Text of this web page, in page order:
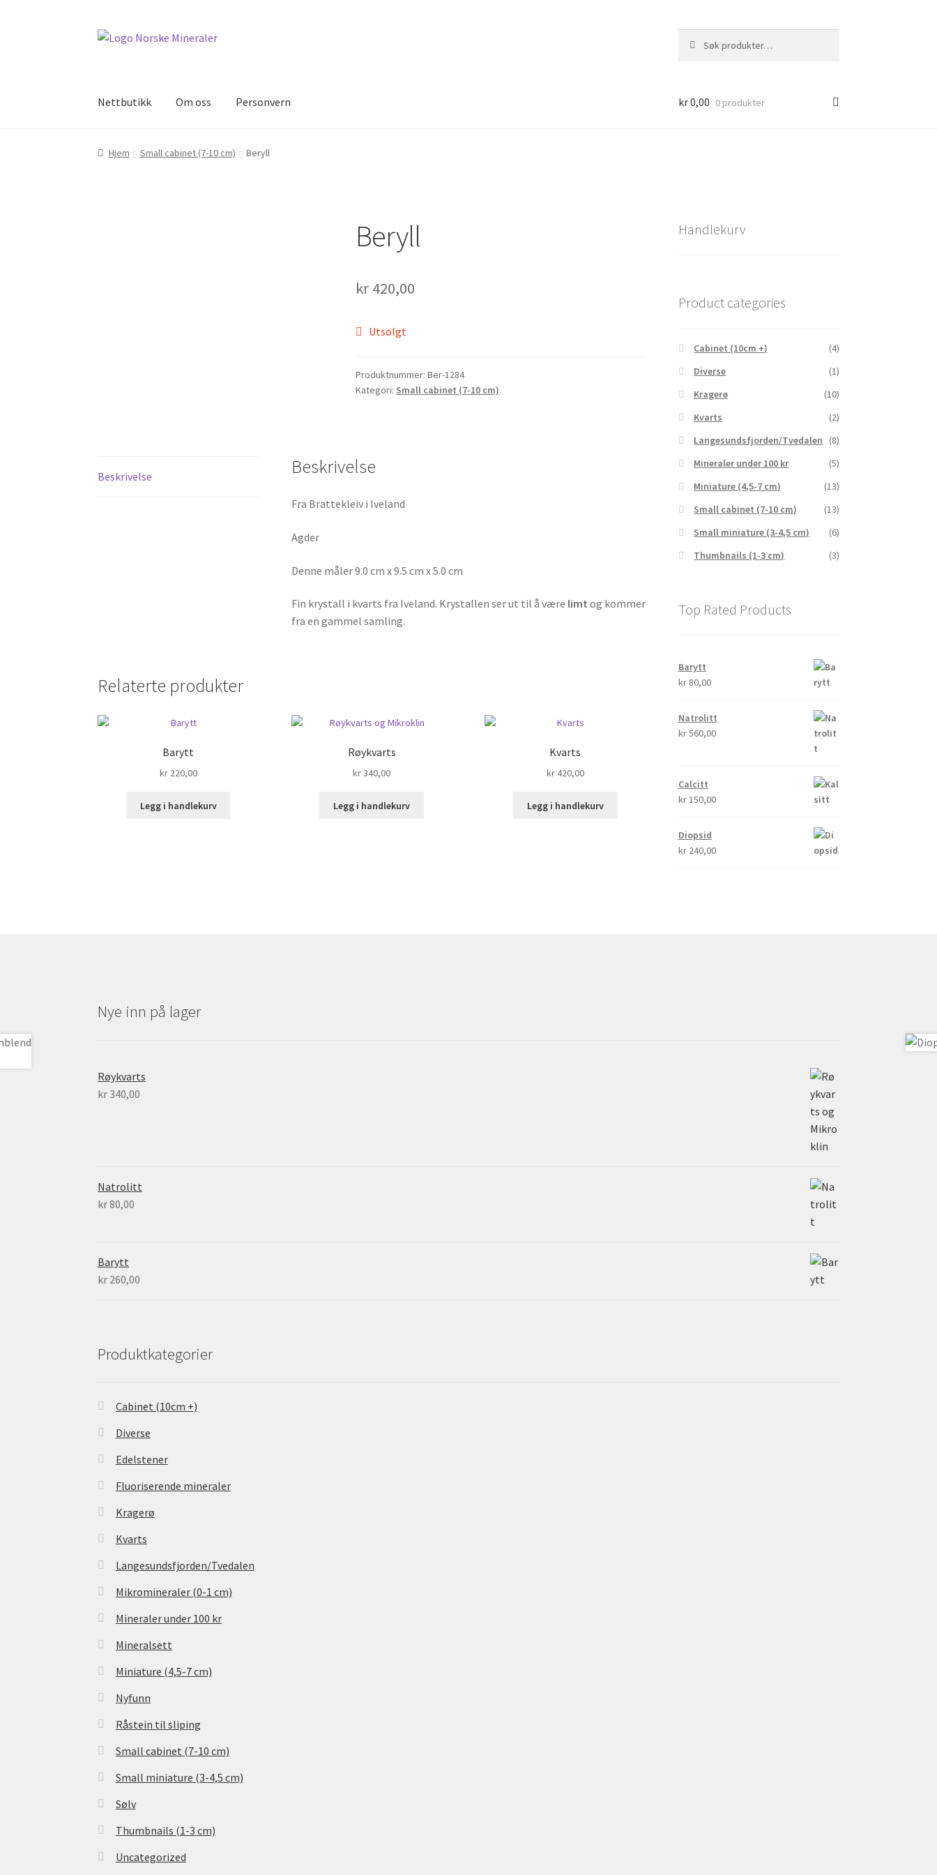
Nettbutikk Om oss Personvern
Hjem Cookies Handlekurv Kontakt oss
kr0,00 0 produkter
Hjem Small cabinet (7-10 cm) Beryll
Beryll
kr 420,00
Utsolgt
Produktnummer:Ber-1284
Kategori: Small cabinet (7-10 cm)
Beskrivelse Beskrivelse
Fra Brattekleiv i Iveland
Agder
Denne måler 9.0 cm x 9.5 cm x 5.0 cm
Fin krystall i kvarts fra Iveland. Krystallen ser ut til å være limt og kommer
fra en gammel samling.
Relaterte produkter
Barytt
kr220,00
Legg i handlekurv
Røykvarts
kr340,00
Legg i handlekurv
Kvarts
kr420,00
Legg i handlekurv
Handlekurv
Product categories
Cabinet (10cm +)
(4)
Diverse
(1)
Kragerø
(10)
Kvarts
(2)
Langesundsfjorden/Tvedalen
(8)
Mineraler under 100 kr
(5)
Miniature (4,5-7 cm)
(13)
Small cabinet (7-10 cm)
(13)
Small miniature (3-4,5 cm)
(6)
Thumbnails (1-3 cm)
(3)
Top Rated Products
Barytt
kr80,00
Natrolitt
kr560,00
Calcitt
kr150,00
Diopsid
kr240,00
Nye inn på lager
Røykvarts
kr 340,00
Natrolitt
kr80,00
Barytt
kr 260,00
Produktkategorier
Cabinet (10cm +)
Diverse
Edelstener
Fluoriserende mineraler
Kragerø
Kvarts
Langesundsfjorden/Tvedalen
Mikromineraler (0-1 cm)
Mineraler under 100 kr
Mineralsett
Miniature (4,5-7 cm)
Nyfunn
Råstein til sliping
Small cabinet (7-10 cm)
Small miniature (3-4,5 cm)
Sølv
Thumbnails (1-3 cm)
Uncategorized